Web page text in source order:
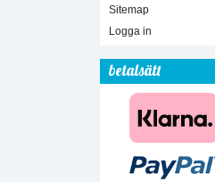
Sitemap
Logga in
betalsätt